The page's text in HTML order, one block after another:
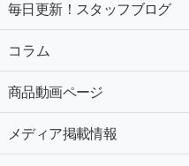
毎日更新！スタッフブログ
コラム
商品動画ページ
メディア掲載情報